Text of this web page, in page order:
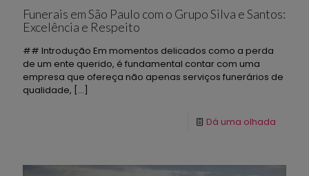
Funerais em São Paulo com o Grupo Silva e Santos:
Excelência e Respeito
## Introdução Em momentos delicados como a perda
de um ente querido, é fundamental contar com uma
empresa que ofereça não apenas serviços funerários de
qualidade, […]
Dá uma olhada